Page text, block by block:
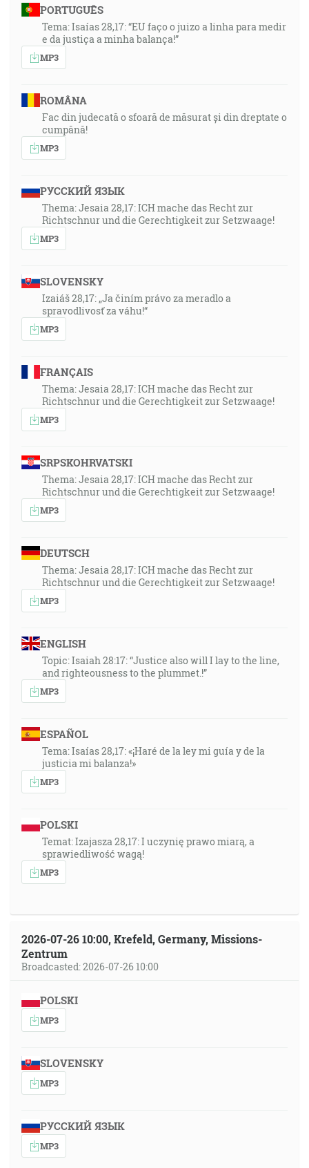
PORTUGUÊS
Tema: Isaías 28,17: “EU faço o juizo a linha para medir
e da justiça a minha balança!”
MP3
ROMÂNA
Fac din judecată o sfoară de măsurat și din dreptate o
cumpănă!
MP3
РУССКИЙ ЯЗЫК
Thema: Jesaia 28,17: ICH mache das Recht zur
Richtschnur und die Gerechtigkeit zur Setzwaage!
MP3
SLOVENSKY
Izaiáš 28,17: „Ja činím právo za meradlo a
spravodlivosť za váhu!“
MP3
FRANÇAIS
Thema: Jesaia 28,17: ICH mache das Recht zur
Richtschnur und die Gerechtigkeit zur Setzwaage!
MP3
SRPSKOHRVATSKI
Thema: Jesaia 28,17: ICH mache das Recht zur
Richtschnur und die Gerechtigkeit zur Setzwaage!
MP3
DEUTSCH
Thema: Jesaia 28,17: ICH mache das Recht zur
Richtschnur und die Gerechtigkeit zur Setzwaage!
MP3
ENGLISH
Topic: Isaiah 28:17: “Justice also will I lay to the line,
and righteousness to the plummet.!”
MP3
ESPAÑOL
Tema: Isaías 28,17: «¡Haré de la ley mi guía y de la
justicia mi balanza!»
MP3
POLSKI
Temat: Izajasza 28,17: I uczynię prawo miarą, a
sprawiedliwość wagą!
MP3
2026-07-26 10:00, Krefeld, Germany, Missions-
Zentrum
Broadcasted: 2026-07-26 10:00
POLSKI
MP3
SLOVENSKY
MP3
РУССКИЙ ЯЗЫК
MP3